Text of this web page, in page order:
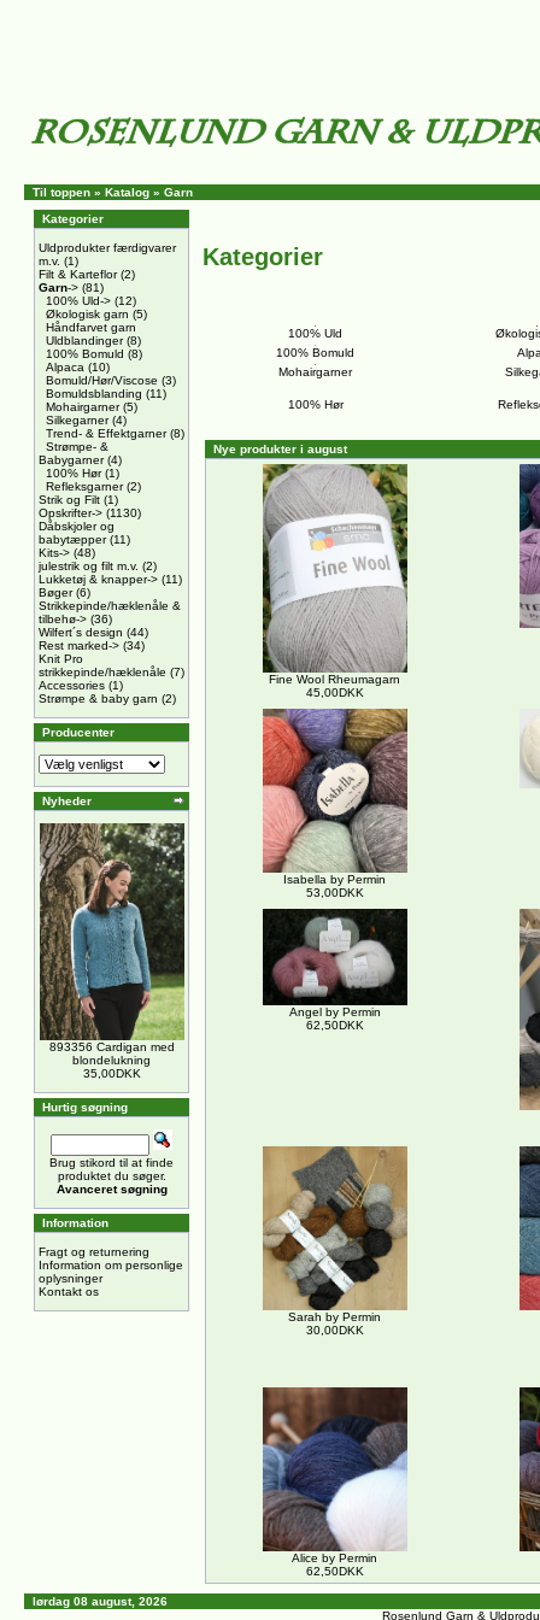
Til toppen » Katalog » Garn
Kategorier
Uldprodukter færdigvarer
m.v. (1)
Filt & Karteflor(2)
Garn-> (81)
100% Uld-> (12)
Økologisk garn (5)
Håndfarvet garn
Uldblandinger(8)
100% Bomuld (8)
Alpaca (10)
Bomuld/Hør/Viscose (3)
Bomuldsblanding (11)
Mohairgarner(5)
Silkegarner(4)
Trend- & Effektgarner(8)
Strømpe- &
Babygarner(4)
100% Hør(1)
Refleksgarner(2)
Strik og Filt (1)
Opskrifter-> (1130)
Dåbskjoler og
babytæpper(11)
Kits-> (48)
julestrik og filt m.v. (2)
Lukketøj & knapper-> (11)
Bøger(6)
Strikkepinde/hæklenåle &
tilbehø-> (36)
Wilfert´s design (44)
Rest marked-> (34)
Knit Pro
strikkepinde/hæklenåle (7)
Accessories (1)
Strømpe & baby garn (2)
Producenter
Nyheder
893356 Cardigan med
blondelukning
35,00DKK
Hurtig søgning
Brug stikord til at finde
produktet du søger.
Avanceret søgning
Information
Fragt og returnering
Information om personlige
oplysninger
Kontakt os
Kategorier
100% Uld
100% Bomuld
Mohairgarner
100% Hør
Nye produkter i august
Fine Wool Rheumagarn
45,00DKK
Isabella by Permin
53,00DKK
Angel by Permin
62,50DKK
Sarah by Permin
30,00DKK
Alice by Permin
62,50DKK
lørdag 08 august, 2026
Rosenlund Garn &